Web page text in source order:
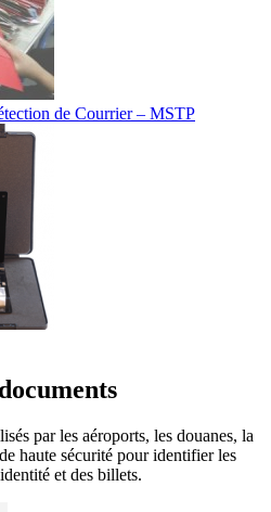
de Courrier – MSTP
par les aéroports, les douanes, la
haute sécurité pour identifier les
et des billets.